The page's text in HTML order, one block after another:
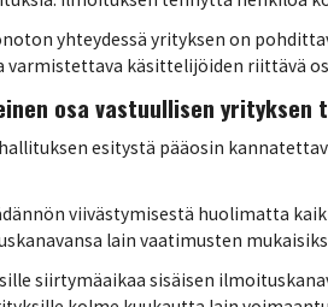
yhteydessä yrityksen on
varmistettava käsittelijöiden riittävä
osa vastuullisen yrityksen
esitystä pääosin
viivästymisestä huolimatta
lain vaatimusten
siirtymäaikaa sisäisen